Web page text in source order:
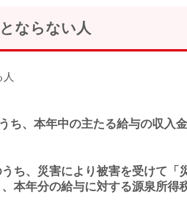
ならない人
ち、本年中の主たる給与の収入
ち、災害により被害を受けて
本年分の給与に対する源泉所得